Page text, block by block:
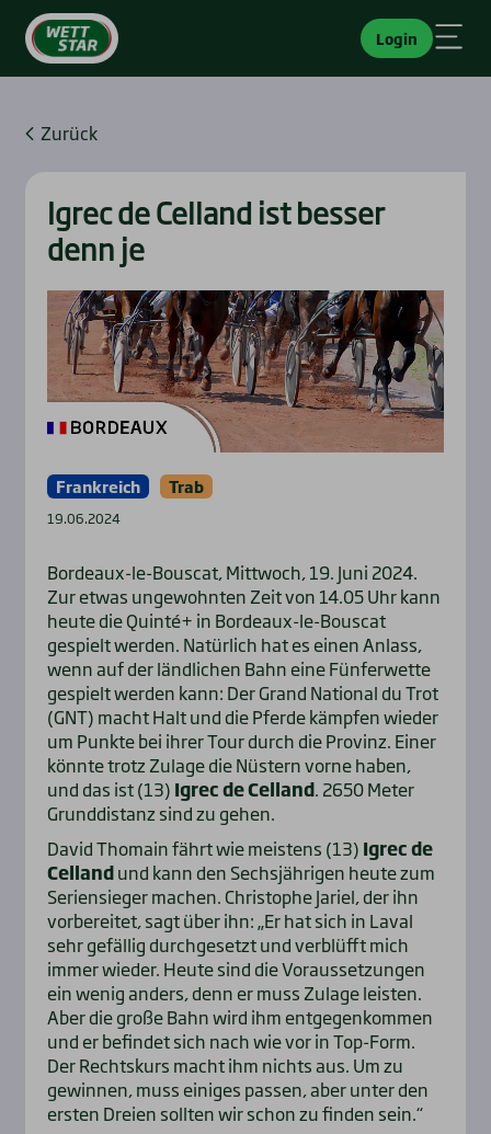
Login
Zurück
Igrec de Cel­land ist bes­ser
denn je
Frankreich Trab
19.06.2024
Bordeaux-le-Bouscat, Mittwoch, 19. Juni 2024.
Zur etwas ungewohnten Zeit von 14.05 Uhr kann
heute die Quinté+ in Bordeaux-le-Bouscat
gespielt werden. Natürlich hat es einen Anlass,
wenn auf der ländlichen Bahn eine Fünferwette
gespielt werden kann: Der Grand National du Trot
(GNT) macht Halt und die Pferde kämpfen wieder
um Punkte bei ihrer Tour durch die Provinz. Einer
könnte trotz Zulage die Nüstern vorne haben,
und das ist (13) Igrec de Celland. 2650 Meter
Grunddistanz sind zu gehen.
David Thomain fährt wie meistens (13) Igrec de
Cellandund kann den Sechsjährigen heute zum
Seriensieger machen. Christophe Jariel, der ihn
vorbereitet, sagt über ihn: „Er hat sich in Laval
sehr gefällig durchgesetzt und verblüfft mich
immer wieder. Heute sind die Voraussetzungen
ein wenig anders, denn er muss Zulage leisten.
Aber die große Bahn wird ihm entgegenkommen
und er befindet sich nach wie vor in Top-Form.
Der Rechtskurs macht ihm nichts aus. Um zu
gewinnen, muss einiges passen, aber unter den
ersten Dreien sollten wir schon zu finden sein.“